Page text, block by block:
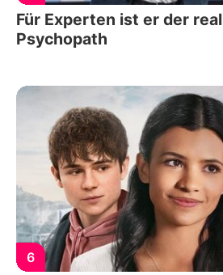
Für Experten ist er der
Psychopath
6